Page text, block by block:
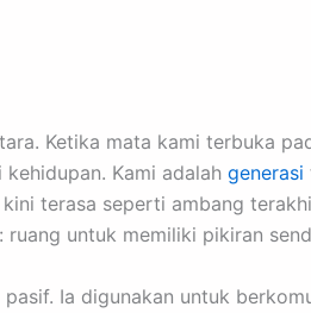
Ketika mata kami terbuka
Kami adalah generasi
terasa seperti ambang
ruang untuk memiliki pikiran
Ia digunakan untuk